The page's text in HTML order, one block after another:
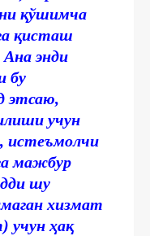
қўшимча
қисташ
энди
бу
этсаю,
учун
истеъмолчи
мажбур
шу
хизмат
учун ҳақ